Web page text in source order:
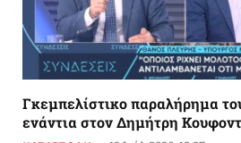
Γκεμπελίστικο παραλήρημα
ενάντια στον Δημήτρη